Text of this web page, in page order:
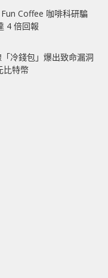
Coffee 咖啡科研騙
4 倍回報
冷錢包」爆出致命漏洞
比特幣